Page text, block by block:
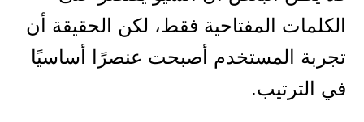
الكلمات المفتاحية فقط، لكن الحقيقة أن
تجربة المستخدم أصبحت عنصرًا أساسيًا
في الترتيب.